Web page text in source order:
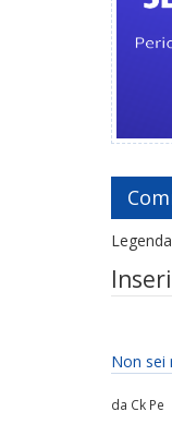
Non sei
da Ck Pe